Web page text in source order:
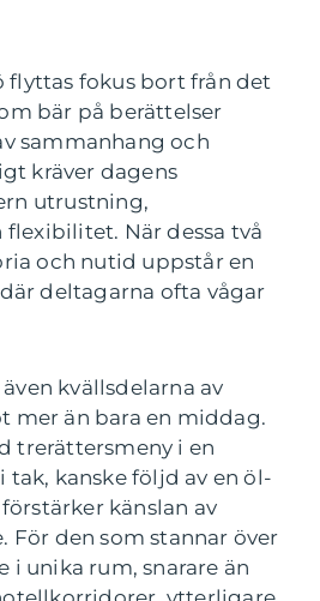
flyttas fokus bort från det
bär på berättelser
sammanhang och
kräver dagens
utrustning,
När dessa två
och nutid uppstår en
deltagarna ofta vågar
kvällsdelarna av
mer än bara en middag.
trerättersmeny i en
kanske följd av en öl-
känslan av
För den som stannar över
i unika rum, snarare än